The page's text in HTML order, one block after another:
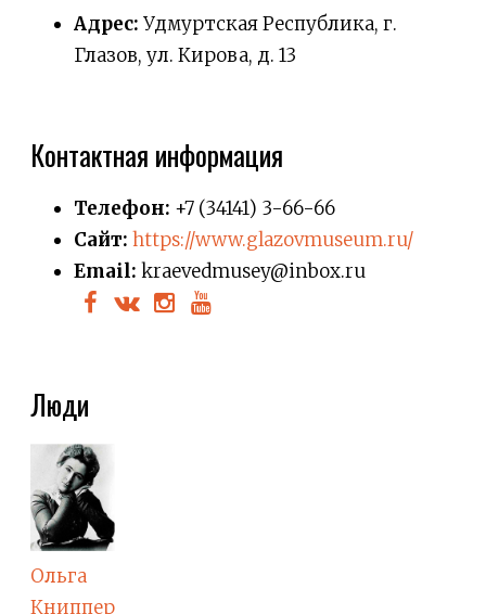
Адрес: Удмуртская Республика, г.
Глазов, ул. Кирова, д. 13
Контактная информация
Телефон: +7 (34141) 3-66-66
Сайт: https://www.glazovmuseum.ru/
Email: kraevedmusey@inbox.ru ​
Люди
Ольга
Книппер